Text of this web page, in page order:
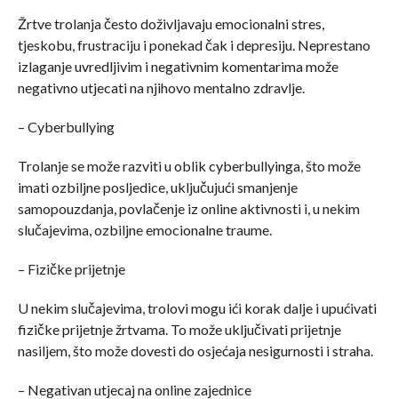
Žrtve trolanja često doživljavaju emocionalni stres,
tjeskobu, frustraciju i ponekad čak i depresiju. Neprestano
izlaganje uvredljivim i negativnim komentarima može
negativno utjecati na njihovo mentalno zdravlje.
– Cyberbullying
Trolanje se može razviti u oblik cyberbullyinga, što može
imati ozbiljne posljedice, uključujući smanjenje
samopouzdanja, povlačenje iz online aktivnosti i, u nekim
slučajevima, ozbiljne emocionalne traume.
– Fizičke prijetnje
U nekim slučajevima, trolovi mogu ići korak dalje i upućivati
fizičke prijetnje žrtvama. To može uključivati prijetnje
nasiljem, što može dovesti do osjećaja nesigurnosti i straha.
– Negativan utjecaj na online zajednice